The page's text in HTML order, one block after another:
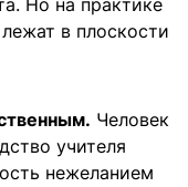
Но на практике
в плоскости
Человек
учителя
нежеланием